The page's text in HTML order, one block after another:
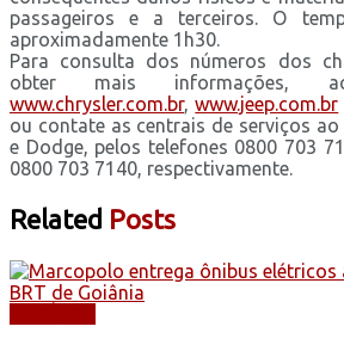
passageiros e a terceiros. O
aproximadamente 1h30.
Para consulta dos números dos
obter mais informações,
www.chrysler.com.br,www.jeep.com.br
ou contate as centrais de serviços ao
e Dodge, pelos telefones 0800 703
0800 703 7140, respectivamente.
Related Posts